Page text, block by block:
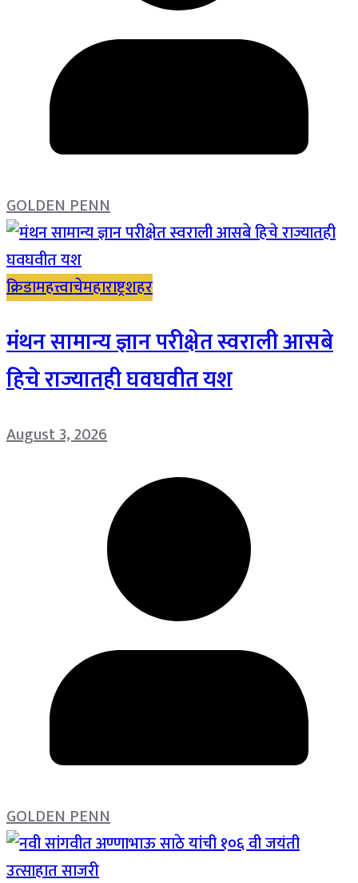
GOLDEN PENN
क्रिडामहत्त्वाचेमहाराष्ट्रशहर
मंथन सामान्य ज्ञान परीक्षेत स्वराली आसबे
हिचे राज्यातही घवघवीत यश
August 3, 2026
GOLDEN PENN